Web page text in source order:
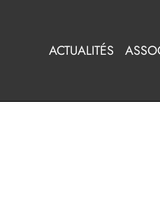
ACTUALITÉS